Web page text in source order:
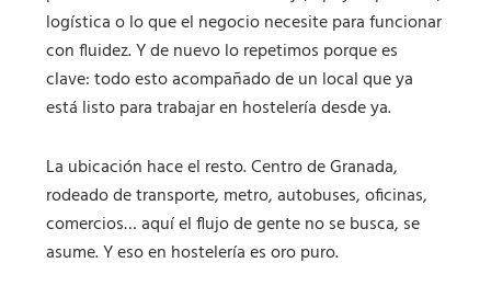
logística o lo que el negocio necesite para funcionar
con fluidez. Y de nuevo lo repetimos porque es
clave: todo esto acompañado de un local que ya
está listo para trabajar en hostelería desde ya.
La ubicación hace el resto. Centro de Granada,
rodeado de transporte, metro, autobuses, oficinas,
comercios… aquí el flujo de gente no se busca, se
asume. Y eso en hostelería es oro puro.